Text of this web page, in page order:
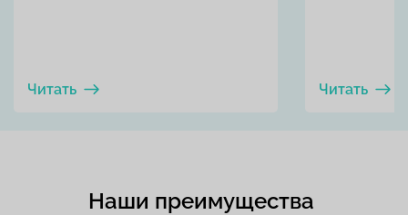
Читать Читать
Наши преимущества